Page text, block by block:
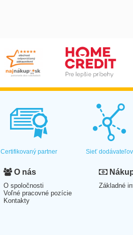
Certifikovaný partner Sieť dodávateľov
O nás
O spoločnosti
Voľné pracovné pozície
Kontakty
Základné